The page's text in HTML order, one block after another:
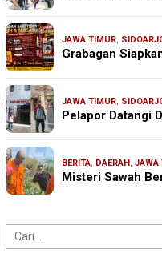
JAWA TIMUR
Grabagan
JAWA TIMUR
Pelapor Datangi
BERITA DAERAH JAWA
Misteri Sawah
Cari
untuk: